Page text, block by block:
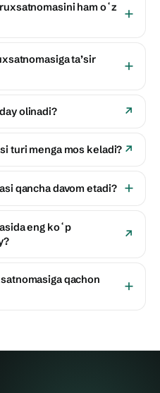
ham oʻz
taʼsir
olinadi?
turi menga mos keladi?
qancha davom etadi?
eng koʻp
qachon